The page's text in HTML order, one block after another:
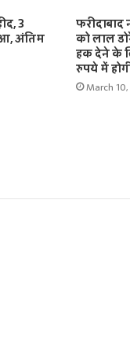
3
अंतिम
को लाल
हक देने के
रुपये में
March